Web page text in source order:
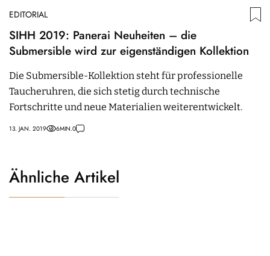
EDITORIAL
SIHH 2019: Panerai Neuheiten – die
Submersible wird zur eigenständigen Kollektion
Die Submersible-Kollektion steht für professionelle
Taucheruhren, die sich stetig durch technische
Fortschritte und neue Materialien weiterentwickelt.
13. JAN. 2019 6MIN.0
Ähnliche Artikel